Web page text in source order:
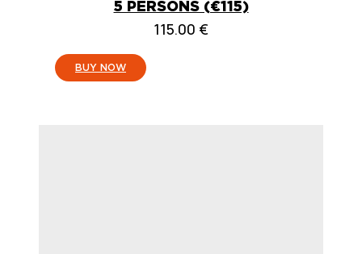
5 PERSONS (€115)
115.00 €
BUY NOW:
5